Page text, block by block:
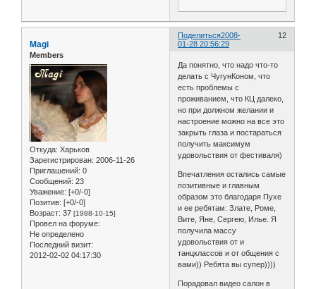
Поделиться 12
2008-
01-28 20:56:29
Magi
Members
Откуда: Харьков
Зарегистрирован: 2006-11-26
Приглашений: 0
Сообщений: 23
Уважение: [+0/-0]
Позитив: [+0/-0]
Возраст: 37 [1988-10-15]
Провел на форуме:
Не определено
Последний визит:
2012-02-02 04:17:30
Да понятно, что надо что-то
делать с ЧугунКоном, что
есть проблемы с
проживанием, что КЦ далеко,
но при должном желании и
настроение можно на все это
закрыть глаза и постараться
получить максимум
удовольствия от фестиваля)
Впечатления остались самые
позитивные и главным
образом это благодаря Пухе
и ее ребятам: Злате, Роме,
Вите, Яне, Сергею, Илье. Я
получила массу
удовольствия от и
танцклассов и от общения с
вами)) Ребята вы супер))))
Порадовал видео салон в